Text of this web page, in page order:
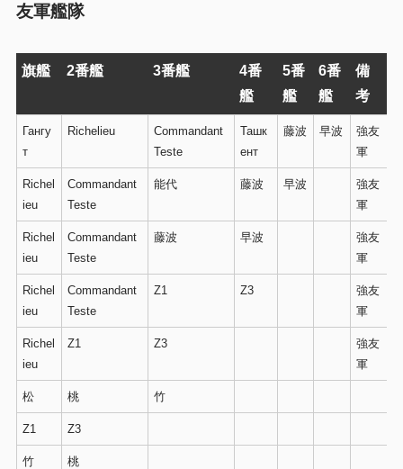
友軍艦隊
旗艦 2番艦 3番艦
4番
艦
5番
艦
6番
艦
備
考
Гангу
т
Richelieu
Commandant
Teste
Ташк
ент
藤波 早波
強友
軍
Richel
ieu
Commandant
Teste
能代 藤波 早波
強友
軍
Richel
ieu
Commandant
Teste
藤波 早波
強友
軍
Richel
ieu
Commandant
Teste
Z1 Z3
強友
軍
Richel
ieu
Z1 Z3
強友
軍
松 桃 竹
Z1 Z3
竹 桃